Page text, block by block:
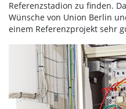
Referenzstadion zu finden.
Wünsche von Union Berlin
einem Referenzprojekt sehr